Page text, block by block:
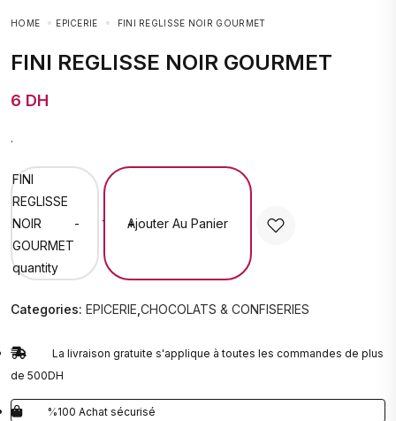
HOME EPICERIE FINI REGLISSE NOIR GOURMET
FINI REGLISSE NOIR GOURMET
6 DH
.
FINI
REGLISSE
NOIR
GOURMET
quantity
- +
Ajouter Au Panier
Categories: EPICERIE CHOCOLATS & CONFISERIES
La livraison gratuite s'applique à toutes les commandes de plus
de 500DH
%100 Achat sécurisé